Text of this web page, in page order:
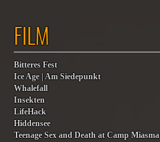
FILM
Bitteres Fest
Ice Age | Am Siedepunkt
Whalefall
Insekten
LifeHack
Hiddensee
Teenage Sex and Death at Camp Miasma